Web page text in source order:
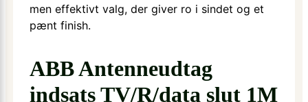
men effektivt valg, der giver ro i sindet og et
pænt finish.
ABB Antenneudtag
indsats TV/R/data slut 1M